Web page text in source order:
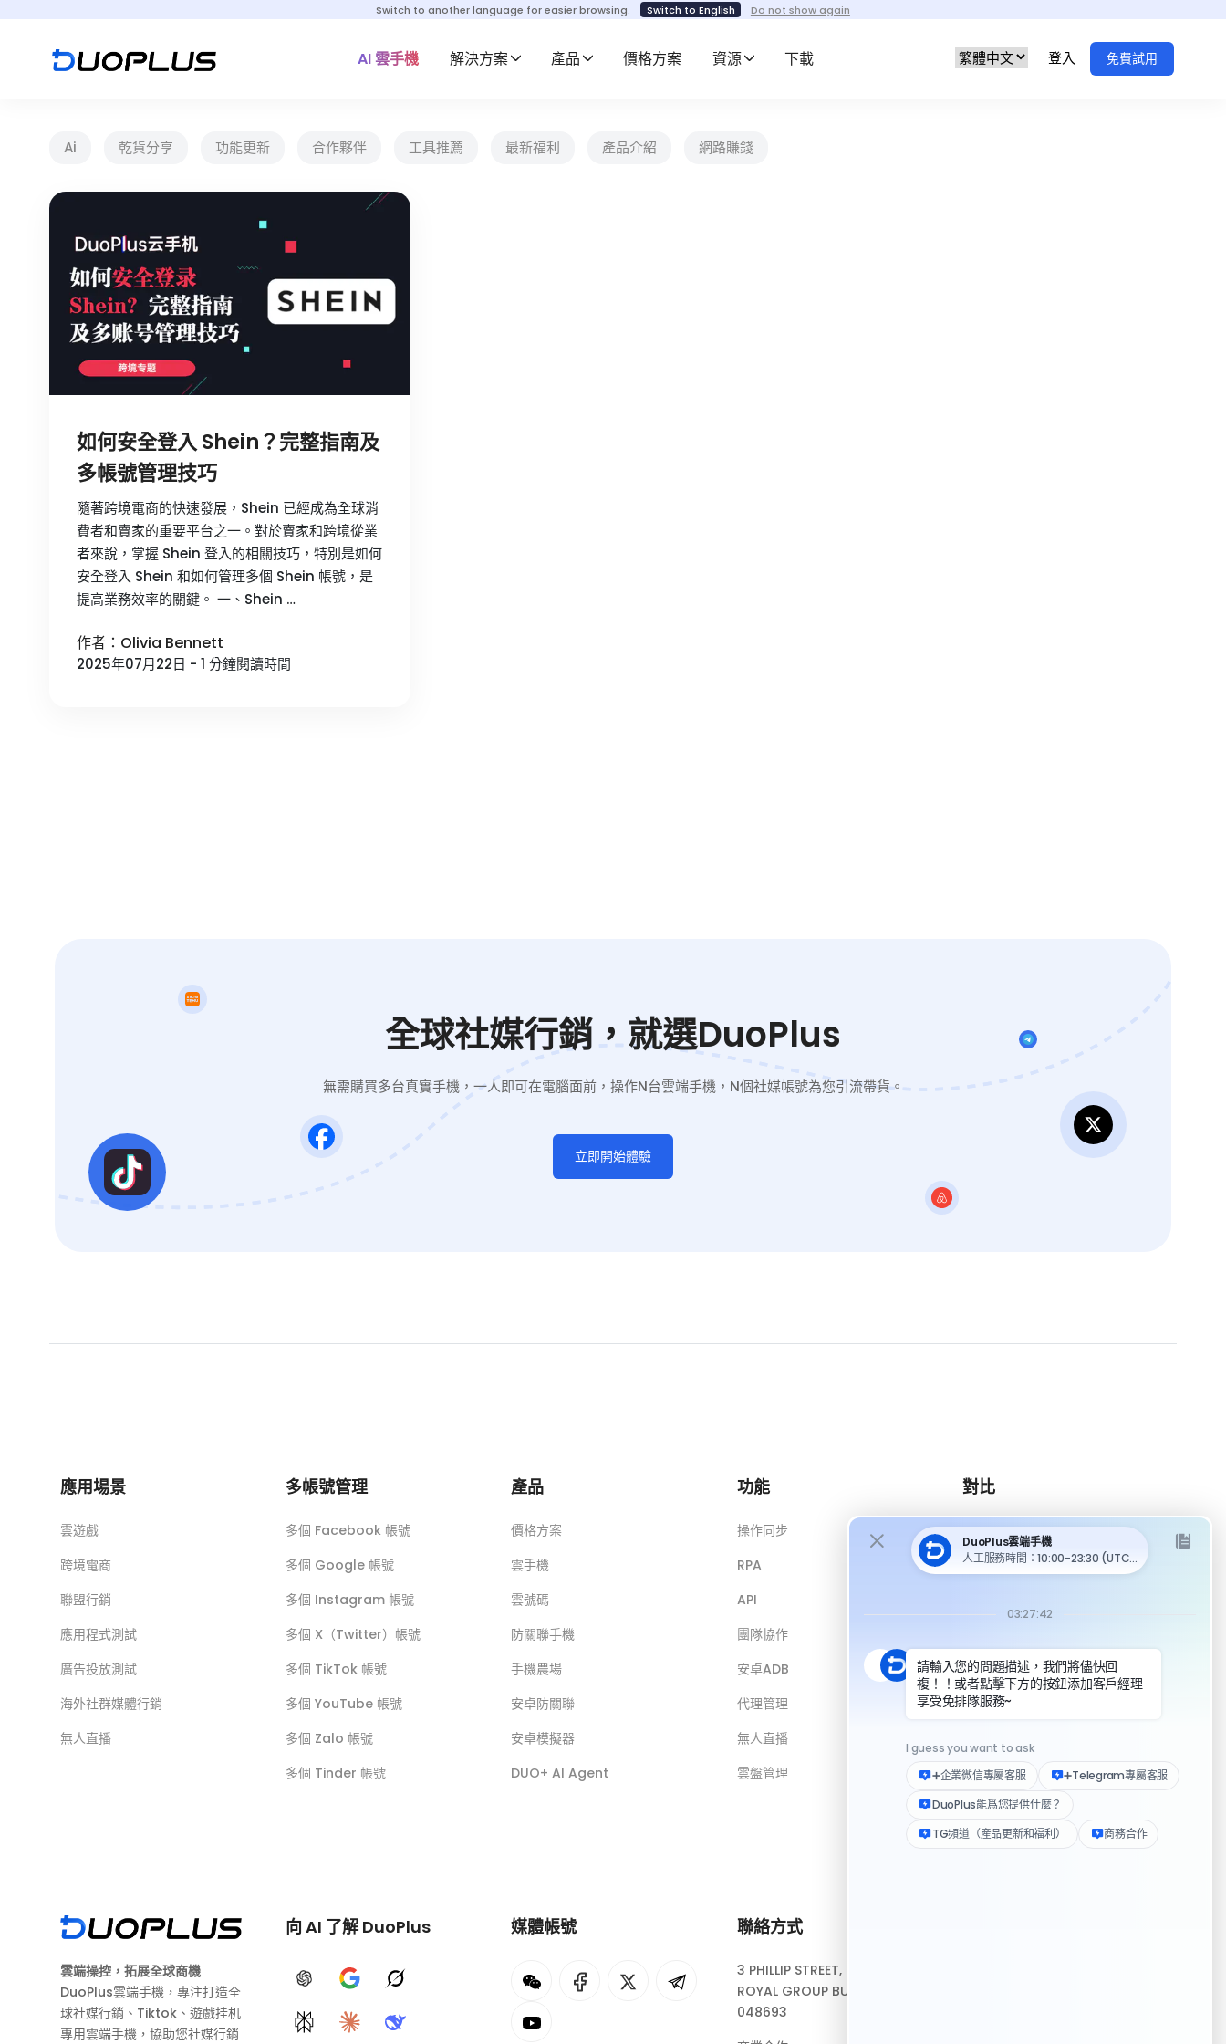
Switch to another language for easier browsing. Switch to English Do not show again
AI 雲手機 解決方案 產品 價格方案 資源 下載 登入 免費試用
Ai 乾貨分享 功能更新 合作夥伴 工具推薦 最新福利 產品介紹 網路賺錢
如何安全登入 Shein？完整指南及
多帳號管理技巧
隨著跨境電商的快速發展，Shein 已經成為全球消
費者和賣家的重要平台之一。對於賣家和跨境從業
者來說，掌握 Shein 登入的相關技巧，特別是如何
安全登入 Shein 和如何管理多個 Shein 帳號，是
提高業務效率的關鍵。 一、Shein …
作者：Olivia Bennett
2025年07月22日 - 1 分鐘閱讀時間
全球社媒行銷，就選DuoPlus
無需購買多台真實手機，一人即可在電腦面前，操作N台雲端手機，N個社媒帳號為您引流帶貨。
立即開始體驗
應用場景
雲遊戲
跨境電商
聯盟行銷
應用程式測試
廣告投放測試
海外社群媒體行銷
無人直播
多帳號管理
多個 Facebook 帳號
多個 Google 帳號
多個 Instagram 帳號
多個 X（Twitter）帳號
多個 TikTok 帳號
多個 YouTube 帳號
多個 Zalo 帳號
多個 Tinder 帳號
產品
價格方案
雲手機
雲號碼
防關聯手機
手機農場
安卓防關聯
安卓模擬器
DUO+ AI Agent
功能
操作同步
RPA
API
團隊協作
安卓ADB
代理管理
無人直播
雲盤管理
對比
DuoPlus 對比 MoreLogin
DuoPlus 對比 Multilogin
DuoPlus 對比實體手機
雲端操控，拓展全球商機
DuoPlus雲端手機，專注打造全
球社媒行銷、Tiktok、遊戲挂机
專用雲端手機，協助您社媒行銷
向 AI 了解 DuoPlus
ChatGPTGoogle AIGrok
PerplexityClaudeDeepSeek
媒體帳號 聯絡方式
3 PHILLIP STREET, #10-04,
ROYAL GROUP BUILDING, 新加坡
048693